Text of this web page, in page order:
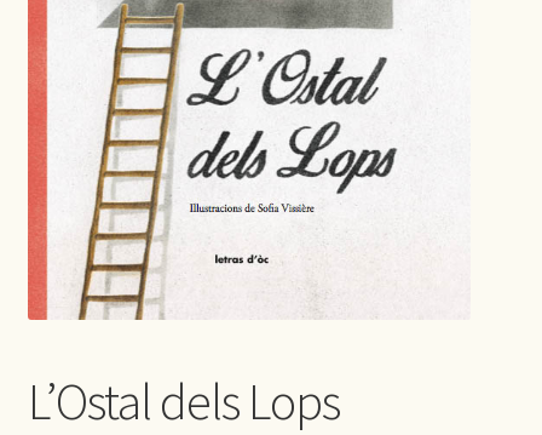
L’Ostal dels Lops